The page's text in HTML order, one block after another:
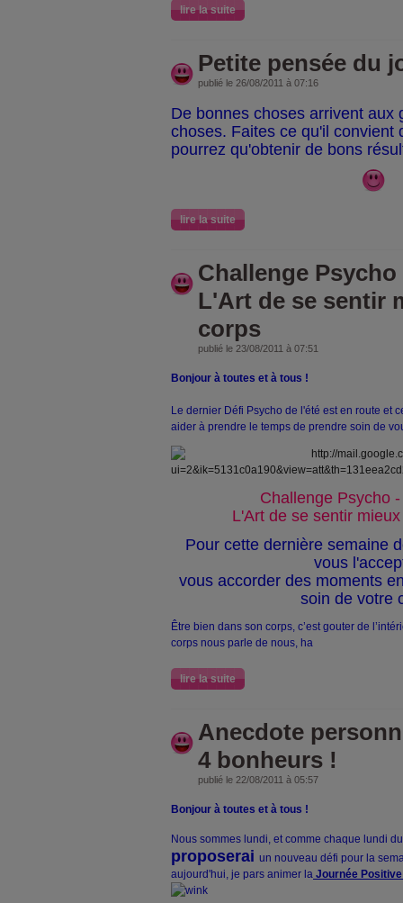
lire la suite
Petite pensée du
publié le 26/08/2011 à 07:16
De bonnes choses arrivent aux
choses. Faites ce qu'il convient
pourrez qu'obtenir de bons
lire la suite
Challenge Psycho
L'Art de se sentir
corps
publié le 23/08/2011 à 07:51
Bonjour à toutes et à tous !
Le dernier Défi Psycho de l'été est en route et
aider à prendre le temps de prendre soin de
Challenge Psycho
L'Art de se sentir
Pour cette dernière semaine
vous
vous accorder des moments
soin de votre
Être bien dans son corps, c’est gouter de
corps nous parle de nous, ha
lire la suite
Anecdote
4 bonheurs !
publié le 22/08/2011 à 05:57
Bonjour à toutes et à tous !
Nous sommes lundi, et comme chaque lundi
proposerai un nouveau défi pour la
aujourd'hui, je pars animer la Journée